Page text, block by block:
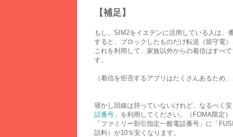
【補足】
もし、SIM2をイエデンに活用している人は、
すると、ブロックしたものだけ転送（留守電）
これを利用して、家族以外からの着信はすべ
す。
（着信を拒否するアプリはたくさんあるため
寝かし回線は持っていないけれど、なるべく
話番号 」を利用してください。（FOMA限定）
「ファミリー割引指定一般電話番号」に「
話料）が10％安くなります。